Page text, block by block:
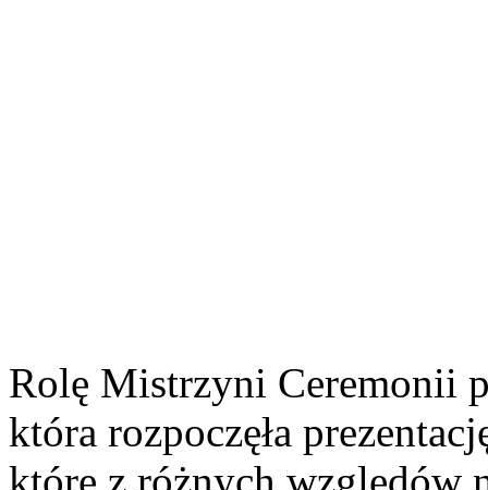
Rolę Mistrzyni Ceremonii
która rozpoczęła
które z różnych względów